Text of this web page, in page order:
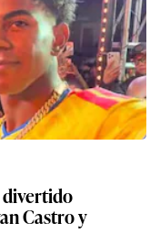
divertido
Castro y